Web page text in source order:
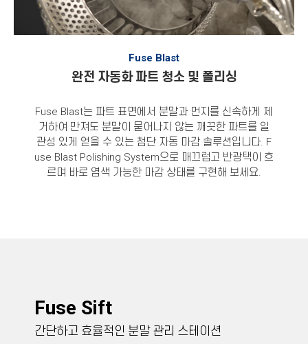
Fuse Blast
완전 자동화 파트 청소 및 폴리싱
Fuse Blast는 파트 표면에서 분말과 먼지를 신속하게 제
거하여 만져도 분말이 묻어나지 않는 깨끗한 파트를 일
관성 있게 얻을 수 있는 첨단 자동 마감 솔루션입니다. F
use Blast Polishing System으로 매끄럽고 반광택이 흐
르며 바로 염색 가능한 마감 상태를 구현해 보세요.
Fuse Sift
간단하고 효율적인 분말 관리 스테이션